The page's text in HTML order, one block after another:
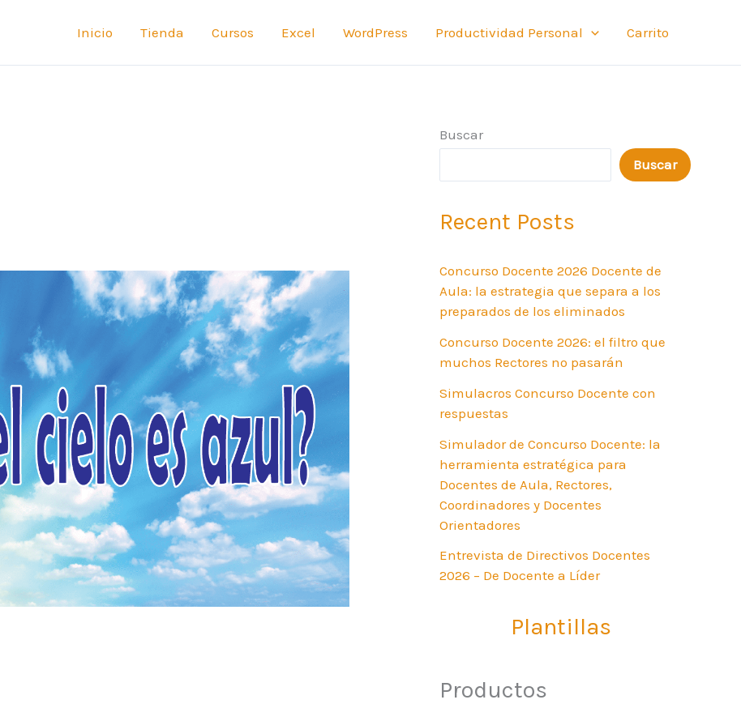
Inicio Tienda Cursos Excel WordPress Productividad Personal Carrito
Buscar
Buscar
Recent Posts
Concurso Docente 2026 Docente de
Aula: la estrategia que separa a los
preparados de los eliminados
Concurso Docente 2026: el filtro que
muchos Rectores no pasarán
Simulacros Concurso Docente con
respuestas
Simulador de Concurso Docente: la
herramienta estratégica para
Docentes de Aula, Rectores,
Coordinadores y Docentes
Orientadores
Entrevista de Directivos Docentes
2026 – De Docente a Líder
Plantillas
Productos